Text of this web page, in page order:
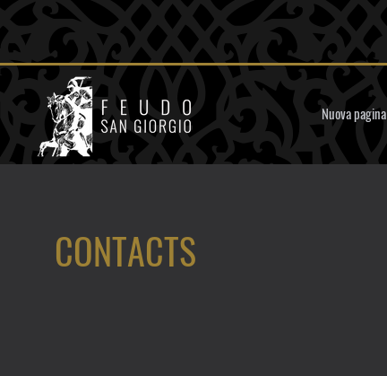
Nuova pagina
CONTACTS